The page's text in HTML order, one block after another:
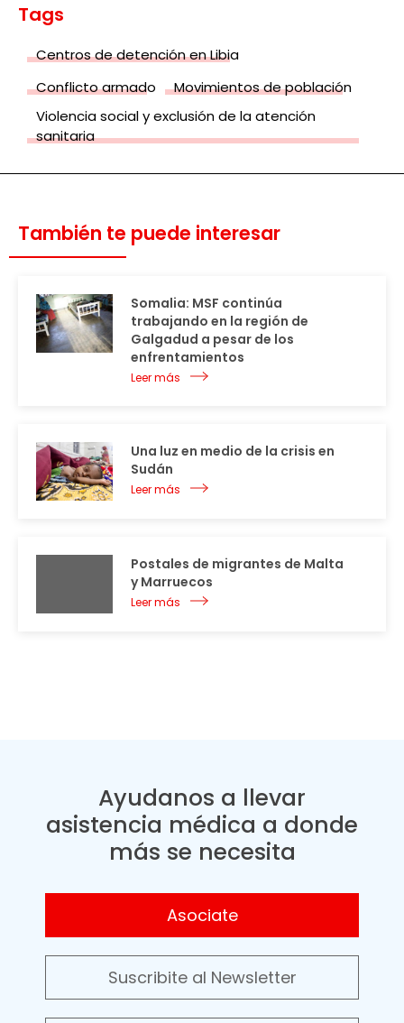
Tags
Centros de detención en Libia
Conflicto armado
Movimientos de población
Violencia social y exclusión de la atención
sanitaria
También te puede interesar
Somalia: MSF continúa
trabajando en la región de
Galgadud a pesar de los
enfrentamientos
Leer más
Una luz en medio de la crisis en
Sudán
Leer más
Postales de migrantes de Malta
y Marruecos
Leer más
Ayudanos a llevar
asistencia médica a donde
más se necesita
Asociate
Suscribite al Newsletter